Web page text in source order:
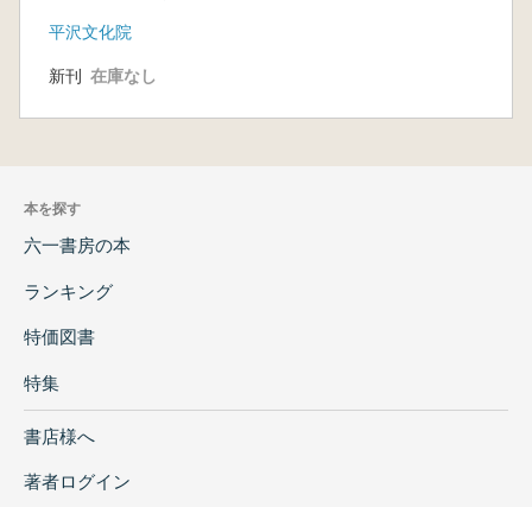
文)1
平沢文化院
新刊 在庫なし
本を探す
六一書房の本
ランキング
特価図書
特集
書店様へ
著者ログイン